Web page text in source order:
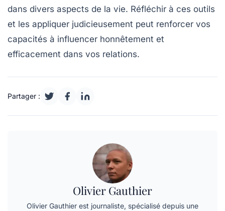
dans divers aspects de la vie. Réfléchir à ces outils
et les appliquer judicieusement peut renforcer vos
capacités à influencer honnêtement et
efficacement dans vos relations.
Partager :
Olivier Gauthier
Olivier Gauthier est journaliste, spécialisé depuis une